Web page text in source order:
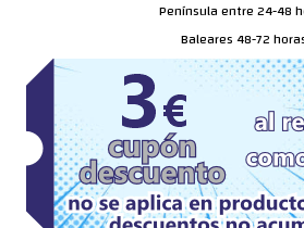
Península entre 24-48
Baleares 48-72